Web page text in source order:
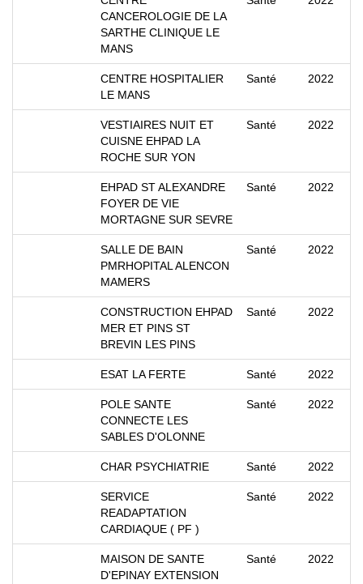
CANCEROLOGIE DE LA
SARTHE CLINIQUE LE
MANS
CENTRE HOSPITALIER
LE MANS
Santé 2022
VESTIAIRES NUIT ET
CUISNE EHPAD LA
ROCHE SUR YON
Santé 2022
EHPAD ST ALEXANDRE
FOYER DE VIE
MORTAGNE SUR SEVRE
Santé 2022
SALLE DE BAIN
PMRHOPITAL ALENCON
MAMERS
Santé 2022
CONSTRUCTION EHPAD
MER ET PINS ST
BREVIN LES PINS
Santé 2022
ESAT LA FERTE Santé 2022
POLE SANTE
CONNECTE LES
SABLES D'OLONNE
Santé 2022
CHAR PSYCHIATRIE Santé 2022
SERVICE
READAPTATION
CARDIAQUE ( PF )
Santé 2022
MAISON DE SANTE
D'EPINAY EXTENSION
Santé 2022